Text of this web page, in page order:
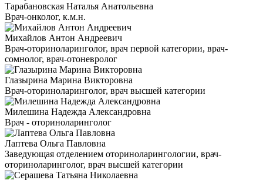
Тарабановская Наталья Анатольевна
Врач-онколог, к.м.н.
Михайлов Антон Андреевич
Врач-оториноларинголог, врач первой категории, врач-
сомнолог, врач-отоневролог
Глазырина Марина Викторовна
Врач-оториноларинголог, врач высшей категории
Милешина Надежда Александровна
Врач - оториноларинголог
Лаптева Ольга Павловна
Заведующая отделением оториноларингологии, врач-
оториноларинголог, врач высшей категории